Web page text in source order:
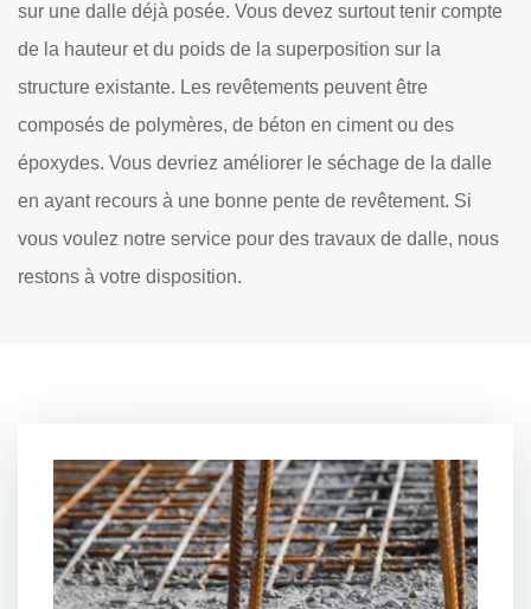
sur une dalle déjà posée. Vous devez surtout tenir compte
de la hauteur et du poids de la superposition sur la
structure existante. Les revêtements peuvent être
composés de polymères, de béton en ciment ou des
époxydes. Vous devriez améliorer le séchage de la dalle
en ayant recours à une bonne pente de revêtement. Si
vous voulez notre service pour des travaux de dalle, nous
restons à votre disposition.